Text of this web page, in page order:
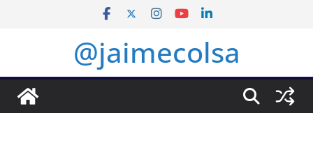
@jaimecolsa